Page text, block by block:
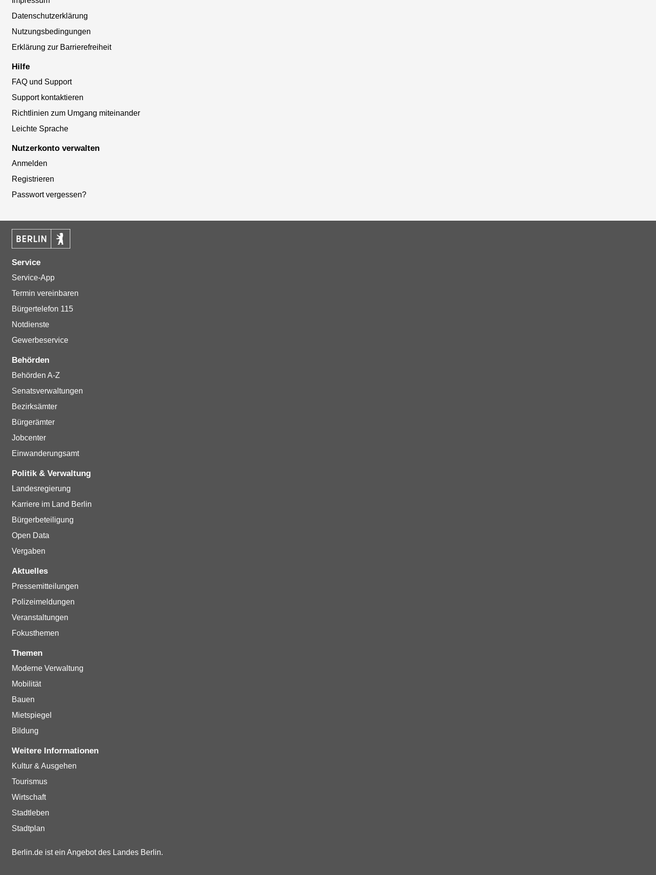
Datenschutzerklärung
Nutzungsbedingungen
Erklärung zur Barrierefreiheit
Hilfe
FAQ und Support
Support kontaktieren
Richtlinien zum Umgang miteinander
Leichte Sprache
Nutzerkonto verwalten
Anmelden
Registrieren
Passwort vergessen?
Service
Service-App
Termin vereinbaren
Bürgertelefon 115
Notdienste
Gewerbeservice
Behörden
Behörden A-Z
Senatsverwaltungen
Bezirksämter
Bürgerämter
Jobcenter
Einwanderungsamt
Politik & Verwaltung
Landesregierung
Karriere im Land Berlin
Bürgerbeteiligung
Open Data
Vergaben
Aktuelles
Pressemitteilungen
Polizeimeldungen
Veranstaltungen
Fokusthemen
Themen
Moderne Verwaltung
Mobilität
Bauen
Mietspiegel
Bildung
Weitere Informationen
Kultur & Ausgehen
Tourismus
Wirtschaft
Stadtleben
Stadtplan
Berlin.de ist ein Angebot des Landes Berlin.